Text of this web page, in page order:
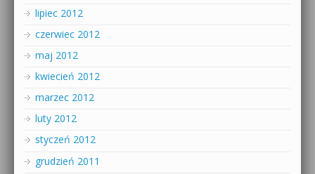
lipiec 2012
czerwiec 2012
maj 2012
kwiecień 2012
marzec 2012
luty 2012
styczeń 2012
grudzień 2011